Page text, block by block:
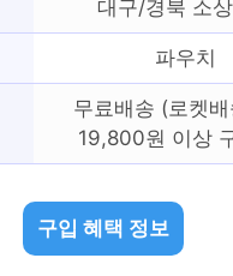
대구/경북 소
파우치
무료배송 (로켓
19,800원 이상
구입 혜택 정보